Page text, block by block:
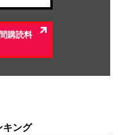
購読料
キング